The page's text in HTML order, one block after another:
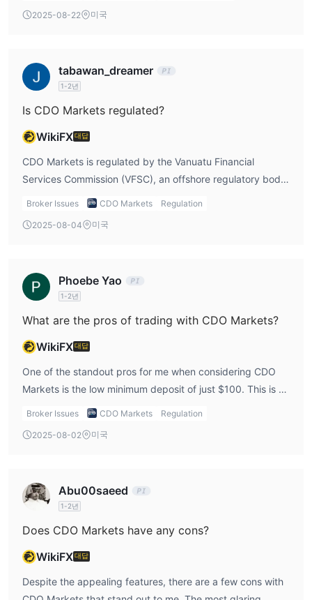
래 도구를 포함한 프리미엄 서비스를 제공합니다.
이슬람 계정
Saxo Bank는 이슬람 신앙을 따르는 고객을 위해 이슬람 계정을 제
비용이 없습니다.
이자 없는 거래: 장기 포지션에 대한 스왑 수수료 없음. 거래량에 따
라 스왑 수수료가 환급됩니다.
하여 스왑 수수료를 환급합니다. 예를 들어, 스왑으로 1,000달러를
지불하고 150개의 로트를 거래한 경우 스왑 수수료의 절반을 환급
이 제공됩니다.
CDO Markets은 트레이더들에게 STP 및 ECN 계정에 대한 중요한
레버리지 옵션을 제공하여 최대 1:500의 레버리지를 가능하게 합니
출되는 정도도 증가시키므로 신중하게 사용하지 않으면 상당한 손실
을 초래할 수 있습니다. 트레이더들은 이러한 고 레버리지 수준을 활
용할 때 자신의 위험 허용 능력, 거래 전략 및 리스크 관리 방법을 신
중히 평가하여 정보를 기반으로 책임 있는 거래 결정을 내리도록 해
스프레드 및 수수료
CDO Markets에서는 STP(직접처리) 계정의 스프레드가 0.8 픽셀부
터 시작되어 경쟁력 있는 스프레드 혜택을 받을 수 있습니다. 이러한
이더들에게 매력적인 선택입니다.
account offers spreads as low as 0.1 pips. However, the
spreads outweigh the commission fees. Personally, I’d
prefer the STP account for its simplicity and commission-
free trading, but for those looking to reduce trading costs
could be a better option.
2025-08-22 미국
tabawan_dreamer
1-2년
Is CDO Markets regulated?
WikiFX대답
CDO Markets is regulated by the Vanuatu Financial
Services Commission (VFSC), an offshore regulatory body.
As a trader, the first thing I always look for when choosing
authority. In my experience, regulation plays a crucial role
practices. The fact that CDO Markets is regulated by the
VFSC does provide some level of legitimacy, but it doesn’t
offer the same level of security and trust as brokers
ASIC. Personally, I would feel a bit more comfortable
trading with a broker regulated by these more well-known
bodies because it adds a level of investor protection that I
value. The lack of stringent regulatory oversight raises
Markets will operate transparently in the long run. For me,
Broker Issues CDO Markets Regulation
2025-08-04 미국
Phoebe Yao
1-2년
What are the pros of trading with CDO Markets?
WikiFX대답
One of the standout pros for me when considering CDO
Markets is the low minimum deposit of just $100. This is an
attractive feature, especially for beginners like me who
large amounts of money upfront. Another big pro is the
selection of assets, which means I can diversify my
portfolio and take advantage of various market
opportunities. The high leverage of 1:500 is also
relatively small capital outlay. That said, I do understand
that high leverage can be a double-edged sword. The
Broker Issues CDO Markets Regulation
2025-08-02 미국
Abu00saeed
1-2년
Does CDO Markets have any cons?
WikiFX대답
Despite the appealing features, there are a few cons with